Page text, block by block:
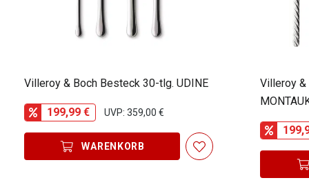
Villeroy & Boch Besteck 30-tlg. UDINE
199,99 € UVP: 359,00 €
WARENKORB
Villeroy